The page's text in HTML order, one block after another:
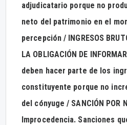
adjudicatario porque no
neto del patrimonio en el
percepción / INGRESOS
LA OBLIGACIÓN DE
deben hacer parte de los
constituyente porque no
del cónyuge / SANCIÓN POR
Improcedencia. Sanciones